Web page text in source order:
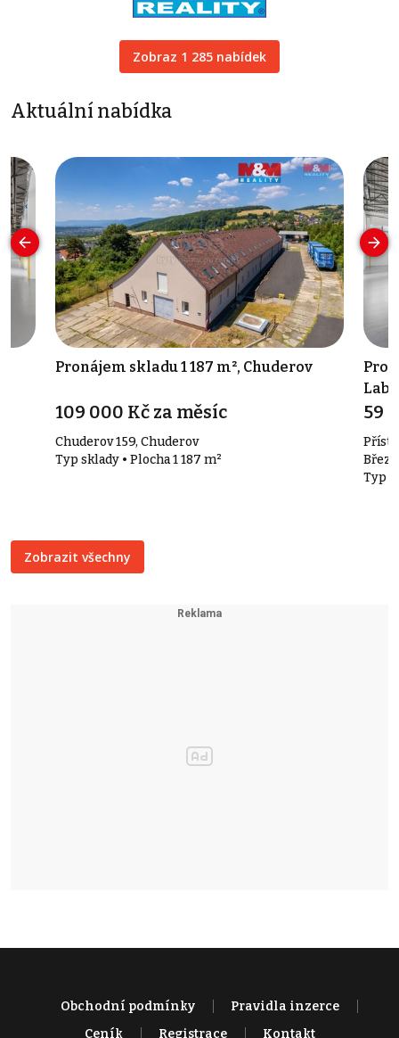
Zobraz 1 285 nabídek
Aktuální nabídka
Pronájem skladu 1 187 m², Chuderov
109 000 Kč za měsíc
Chuderov 159, Chuderov
Typ sklady • Plocha 1 187 m²
59
Typ
Zobrazit všechny
Obchodní podmínky
Pravidla inzerce
Ceník
Registrace Kontakt